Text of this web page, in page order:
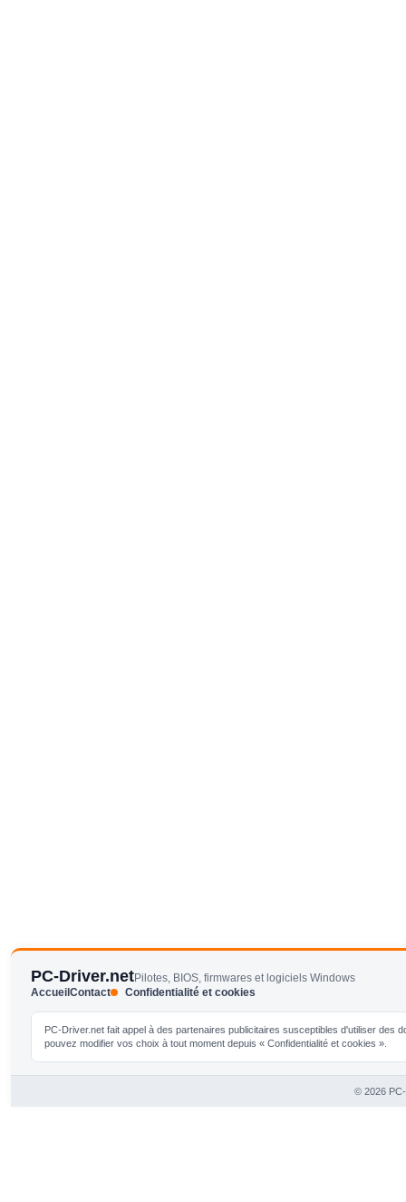
PC-Driver.netPilotes, BIOS, firmwares et logiciels Windows
AccueilContact Confidentialité et cookies
PC-Driver.net fait appel à des partenaires publicitaires susceptibles d'utiliser
pouvez modifier vos choix à tout moment depuis « Confidentialité et cookies ».
© 2026